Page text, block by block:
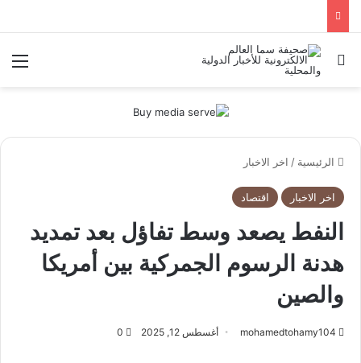
بحث عن
الرئيسية / اخر الاخبار
اخر الاخبار اقتصاد
النفط يصعد وسط تفاؤل بعد تمديد
هدنة الرسوم الجمركية بين أمريكا
والصين
mohamedtohamy104 أغسطس 12, 2025 0